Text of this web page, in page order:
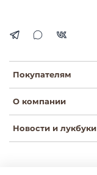
Покупателям
О компании
Новости и лукбуки